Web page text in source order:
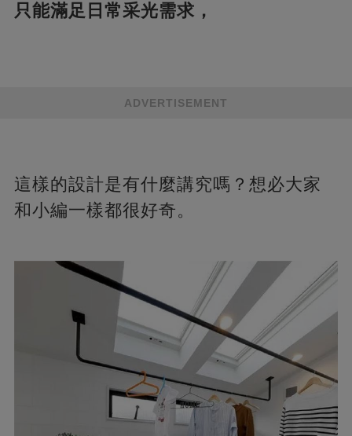
只能滿足日常采光需求，
ADVERTISEMENT
這樣的設計是有什麼講究嗎？想必大家
和小編一樣都很好奇。